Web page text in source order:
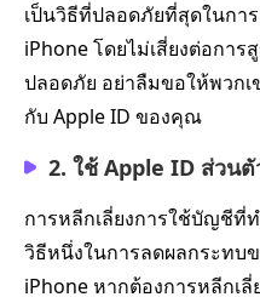
เป็นวิธีที่ปลอดภัยที่สุดในกา
iPhone โดยไม่เสี่ยงต่อกา
ปลอดภัย อย่าลืมขอให้พวก
กับ Apple ID ของคุณ
2. ใช้ Apple ID ส่วน
การหลีกเลี่ยงการใช้บัญชีที่
วิธีหนึ่งในการลดผลกระทบ
iPhone หากต้องการหลีกเ